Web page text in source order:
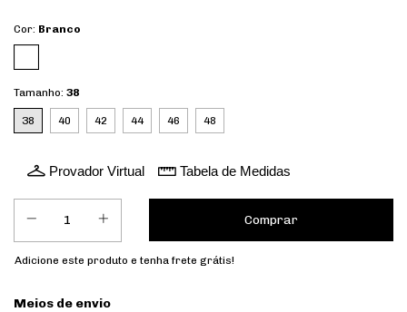
Cor: Branco
Tamanho: 38
38 40 42 44 46 48
Provador Virtual Tabela de Medidas
Adicione este produto e tenha frete grátis!
Entregas para o CEP:
Meios de envio